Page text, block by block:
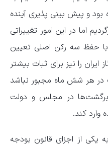
و پیش بینی پذیری آینده
اما در این امور تغییراتی
با حفظ سه رکن اصلی تعیین
را نیز برای ثبات بیشتر
در هر شش ماه مجبور نباشد
برگشت‌ها در مجلس و دولت
وارد کند.
یکی از اجزای قانون بودجه